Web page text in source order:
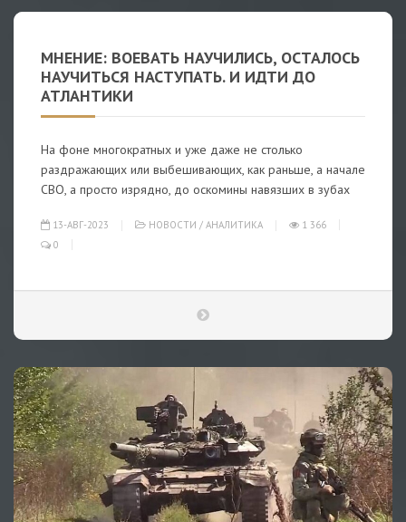
МНЕНИЕ: ВОЕВАТЬ НАУЧИЛИСЬ, ОСТАЛОСЬ
НАУЧИТЬСЯ НАСТУПАТЬ. И ИДТИ ДО
АТЛАНТИКИ
На фоне многократных и уже даже не столько
раздражающих или выбешивающих, как раньше, а начале
СВО, а просто изрядно, до оскомины навязших в зубах
13-АВГ-2023 НОВОСТИ / АНАЛИТИКА
1 366
0